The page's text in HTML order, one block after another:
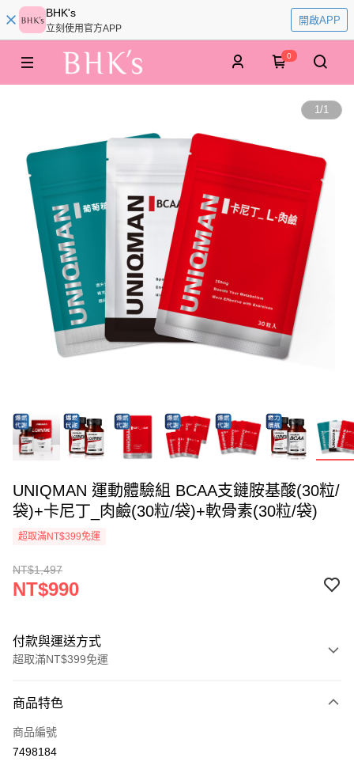
BHK's
立刻使用官方APP
開啟APP
0
1/1
UNIQMAN 運動體驗組 BCAA支鏈胺基酸(30粒/
袋)+卡尼丁_肉鹼(30粒/袋)+軟骨素(30粒/袋)
超取滿NT$399免運
NT$1,497
NT$990
付款與運送方式
超取滿NT$399免運
信用卡一次付款
信用卡分期付款
商品特色
商品編號
7498184